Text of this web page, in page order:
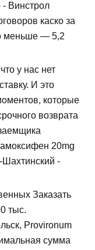
- Винстрол
каско за
меньше — 5,2
у нас нет
И это
которые
возврата
20mg
Шахтинский -
Заказать
тыс.
Provironum
сумма